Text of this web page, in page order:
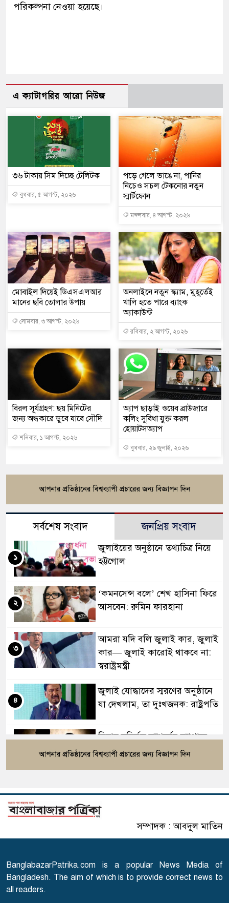
পরিকল্পনা নেওয়া হয়েছে।
এ ক্যাটাগরির আরো নিউজ
৩৬ টাকায় সিম দিচ্ছে টেলিটক
বুধবার, ৫ আগস্ট, ২০২৬
পড়ে গেলে ভাঙে না, পানির
নিচেও সচল টেকনোর নতুন
স্মার্টফোন
মঙ্গলবার, ৪ আগস্ট, ২০২৬
মোবাইল দিয়েই ডিএসএলআর
মানের ছবি তোলার উপায়
সোমবার, ৩ আগস্ট, ২০২৬
অনলাইনে নতুন স্ক্যাম, মুহূর্তেই
খালি হতে পারে ব্যাংক
অ্যাকাউন্ট
রবিবার, ২ আগস্ট, ২০২৬
বিরল সূর্যগ্রহণ: ছয় মিনিটের
জন্য অন্ধকারে ডুবে যাবে সৌদি
শনিবার, ১ আগস্ট, ২০২৬
অ্যাপ ছাড়াই ওয়েব ব্রাউজারে
কলিং সুবিধা যুক্ত করল
হোয়াটসঅ্যাপ
বুধবার, ২৯ জুলাই, ২০২৬
সর্বশেষ সংবাদ জনপ্রিয় সংবাদ
জুলাইয়ের অনুষ্ঠানে তথ্যচিত্র নিয়ে
হট্টগোল
১
‘কমনসেন্স বলে’ শেখ হাসিনা ফিরে
আসবেন: রুমিন ফারহানা
২
আমরা যদি বলি জুলাই কার, জুলাই
কার— জুলাই কারোই থাকবে না:
স্বরাষ্ট্রমন্ত্রী
৩
জুলাই যোদ্ধাদের স্মরণের অনুষ্ঠানে
যা দেখলাম, তা দুঃখজনক: রাষ্ট্রপতি
৪
বিবাহ বহির্ভূত সম্পর্কের ব্যাপারে
ইসলাম যা বলছে
রপ্তানি বন্ধ
৬
ঘরমুখী মানুষের ঢল, গাজীপুরে
মহাসড়কে তীব্র চাপ
৭
গোপালগঞ্জে ১৫ আগস্ট পর্যন্ত
৮
সম্পাদক : আবদুল মাতিন
BanglabazarPatrika.com is a popular News Media of
Bangladesh. The aim of which is to provide correct news to
all readers.